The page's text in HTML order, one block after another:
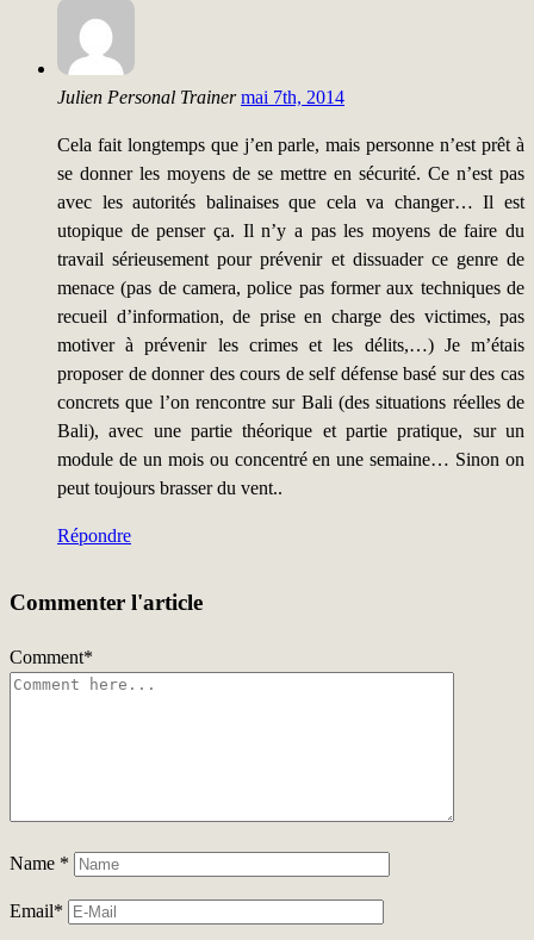
Julien Personal Trainer mai 7th, 2014
Cela fait longtemps que j’en parle, mais personne n’est prêt à
se donner les moyens de se mettre en sécurité. Ce n’est pas
avec les autorités balinaises que cela va changer… Il est
utopique de penser ça. Il n’y a pas les moyens de faire du
travail sérieusement pour prévenir et dissuader ce genre de
menace (pas de camera, police pas former aux techniques de
recueil d’information, de prise en charge des victimes, pas
motiver à prévenir les crimes et les délits,…) Je m’étais
proposer de donner des cours de self défense basé sur des cas
concrets que l’on rencontre sur Bali (des situations réelles de
Bali), avec une partie théorique et partie pratique, sur un
module de un mois ou concentré en une semaine… Sinon on
peut toujours brasser du vent..
Répondre
Commenter l'article
Comment*
Name *
Email*